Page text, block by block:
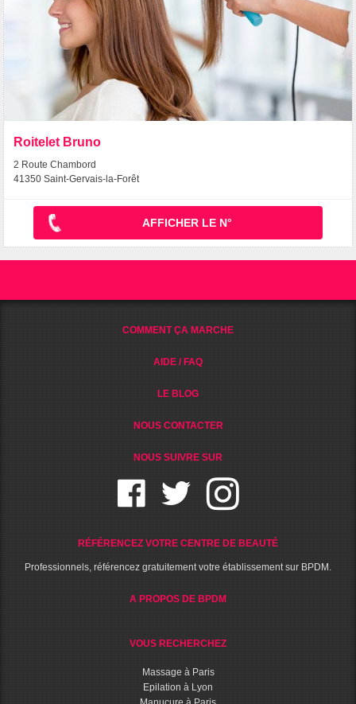
Roitelet Bruno
2 Route Chambord
41350 Saint-Gervais-la-Forêt
AFFICHER LE N°
COMMENT ÇA MARCHE
AIDE / FAQ
LE BLOG
NOUS CONTACTER
NOUS SUIVRE SUR
RÉFÉRENCEZ VOTRE CENTRE DE BEAUTÉ
Professionnels, référencez gratuitement votre établissement sur BPDM.
A PROPOS DE BPDM
VOUS RECHERCHEZ
Massage à Paris
Epilation à Lyon